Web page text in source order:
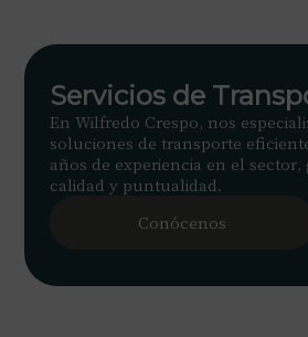
Servicios de
En Wilfredo Crespo, nos
soluciones de transporte
años de experiencia en el sector,
calidad y puntualidad.
Conócenos